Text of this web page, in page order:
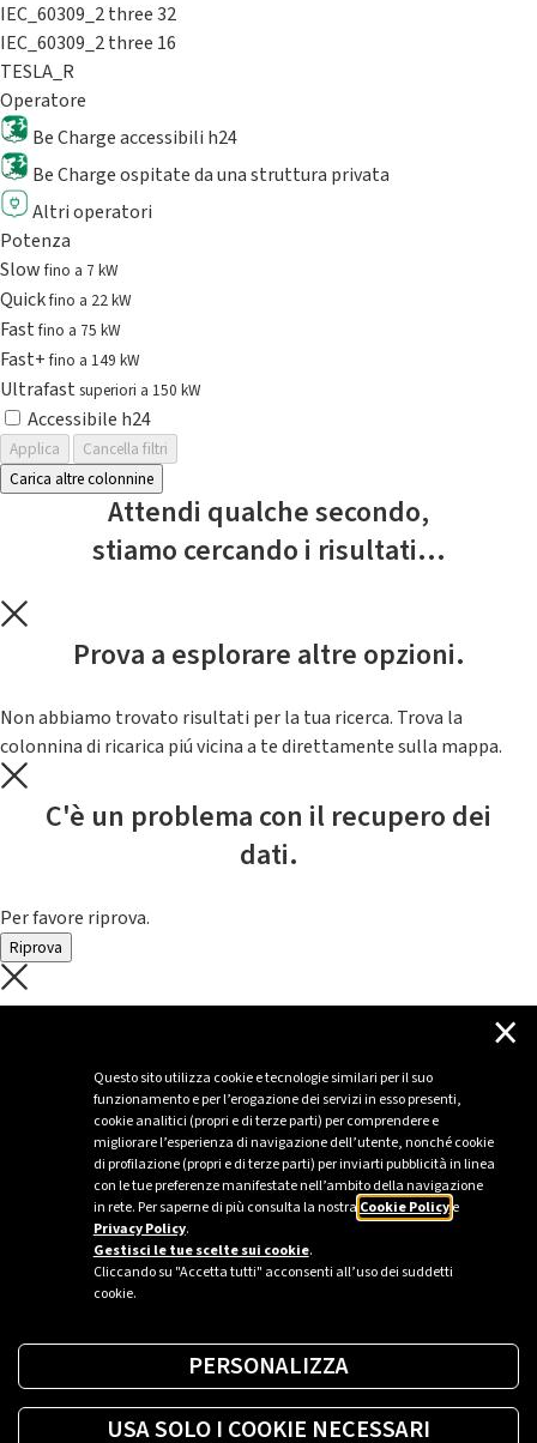
Questo sito utilizza cookie e tecnologie similari per il suo
funzionamento e per l’erogazione dei servizi in esso presenti,
cookie analitici (propri e di terze parti) per comprendere e
migliorare l’esperienza di navigazione dell’utente, nonché cookie
di profilazione (propri e di terze parti) per inviarti pubblicità in linea
con le tue preferenze manifestate nell’ambito della navigazione
in rete. Per saperne di più consulta la nostra Cookie Policye
Privacy Policy.
Gestisci le tue scelte sui cookie.
Cliccando su "Accetta tutti" acconsenti all’uso dei suddetti
cookie.
×
PERSONALIZZA
USA SOLO I COOKIE NECESSARI
IEC_60309_2 three 32
IEC_60309_2 three 16
TESLA_R
Operatore
Be Charge accessibili h24
Be Charge ospitate da una struttura privata
Altri operatori
Potenza
Slowfino a 7 kW
Quickfino a 22 kW
Fastfino a 75 kW
Fast+fino a 149 kW
Ultrafast superiori a 150 kW
Accessibile h24
Applica
Cancella filtri
Carica altre colonnine
Attendi qualche secondo,
stiamo cercando i risultati...
Prova a esplorare altre opzioni.
Non abbiamo trovato risultati per la tua ricerca. Trova la
colonnina di ricarica piú vicina a te direttamente sulla mappa.
C'è un problema con il recupero dei
dati.
Per favore riprova.
Riprova
C'è un problema con il recupero dei
Per favore riprova piú tardi
Sei un’azienda o una PA?
Trova la soluzione più giusta per te.
Richiedi una colonnina